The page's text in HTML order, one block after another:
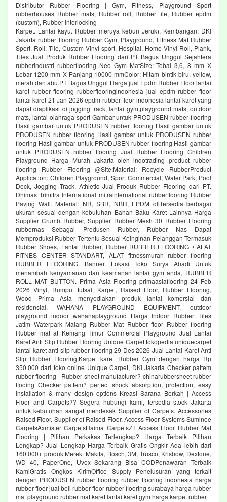
Distributor Rubber Flooring | Gym, Fitness, Playground Sport
rubberhouses Rubber mats, Rubber roll, Rubber tile, Rubber epdm
(custom), Rubber interlocking
Karpet. Lantai kayu. Rubber meruya kebun Jeruk), Kembangan, DKI
Jakarta rubber flooring Rubber Gym, Playground, Fitness Mat Rubber
Sport, Roll, Tile, Custom Vinyl sport, Hospital, Home Vinyl Roll, Plank,
Tiles Jual Produk Rubber Flooring dari PT Bagus Unggul Sejahtera
rubberindustri rubberflooring Neo Gym MatSize: Tebal 3,6, 8 mm X
Lebar 1200 mm X Panjang 10000 mmColor: Hitam bintik biru, yellow,
merah dan abu.PT Bagus Unggul Harga jual Epdm Rubber Floor lantai
karet rubber flooring rubberflooringindonesia jual epdm rubber floor
lantai karet 21 Jan 2026 epdm rubber floor indonesia lantai karet yang
dapat diaplikasi di jogging track, lantai gym,playground mats, outdoor
mats, lantai olahraga sport Gambar untuk PRODUSEN rubber flooring
Hasil gambar untuk PRODUSEN rubber flooring Hasil gambar untuk
PRODUSEN rubber flooring Hasil gambar untuk PRODUSEN rubber
flooring Hasil gambar untuk PRODUSEN rubber flooring Hasil gambar
untuk PRODUSEN rubber flooring Jual Rubber Flooring Children
Playground Harga Murah Jakarta oleh indotrading product rubber
flooring Rubber Flooring @Site:Material: Recycle RubberProduct
Application: Children Playground, Sport Commercial, Water Park, Pool
Deck, Jogging Track, Athletic Jual Produk Rubber Flooring dari PT.
Dhimas Trimitra International mitrainternational rubberflooring Rubber
Paving Wall. Material: NR, SBR, NBR, EPDM dllTersedia berbagai
ukuran sesuai dengan kebutuhan Bahan Baku Karet Lainnya Harga
Supplier Crumb Rubber, Supplier Rubber Mesh 30 Rubber Flooring
rubbernas Sebagai Produsen Rubber, Rubber Nas Dapat
Memproduksi Rubber Tertentu Sesuai Keinginan Pelanggan Termasuk
Rubber Shoes, Lantai Rubber, Rubber RUBBER FLOORING • ALAT
FITNES CENTER STANDART, ALAT fitnessmurah rubber flooring
RUBBER FLOORING. Banner. Lokasi Toko Surya Abadi Untuk
menambah kenyamanan dan keamanan lantai gym anda, RUBBER
ROLL MAT BUTTON. Prima Asia Flooring primaasiaflooring 24 Feb
2026 Vinyl, Rumput futsal, Karpet, Raised Floor, Rubber Flooring,
Wood Prima Asia menyediakan produk lantai komersial dan
residensial. WAHANA PLAYGROUND EQUIPMENT, outdoor
playground indoor wahanaplayground Harga Indoor Rubber Tiles
Jatim Waterpark Malang Rubber Mat Rubber floor Rubber flooring
Rubber mat at Kemang Timur Commercial Playground Jual Lantai
Karet Anti Slip Rubber Flooring Unique Carpet tokopedia uniquecarpet
lantai karet anti slip rubber flooring 29 Des 2026 Jual Lantai Karet Anti
Slip Rubber Flooring,Karpet karet Rubber Gym dengan harga Rp
350.000 dari toko online Unique Carpet, DKI Jakarta Checker pattem
rubber flooring | Rubber sheet manufacturer? chinarubbersheet rubber
flooing Checker pattem? perfect shock absorption, protection, easy
installation & many design options Kreasi Sarana Berkah | Access
Floor and Carpets?? Segera hubungi kami, tersedia stock Jakarta
untuk kebutuhan sangat mendesak Supplier of Carpets. Accessories
Raised Floor. Supplier of Raised Floor. Access Floor Systems Suminoe
CarpetsAxmister CarpetsHaima CarpetsZT Access Floor Rubber Mat
Flooring | Pilihan Perkakas Terlengkap? Harga Terbaik Pilihan
Lengkap? Jual Lengkap Harga Terbaik Gratis Ongkir Ada lebih dari
160.000+ produk Merek: Makita, Bosch, 3M, Trusco, Krisbow, Dextone,
WD 40, PaperOne, Uvex Sekarang Bisa CODPenawaran Terbaik
KamiGratis Ongkos KirimOffice Supply Penelusuran yang terkait
dengan PRODUSEN rubber flooring rubber flooring indonesia harga
rubber floor jual beli rubber floor rubber flooring surabaya harga rubber
mat playground rubber mat karet lantai karet gym harga karpet rubber